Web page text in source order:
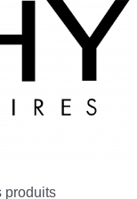
produits